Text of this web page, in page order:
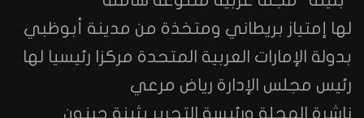
لها إمتياز بريطاني ومتخذة من مدينة أبوظبي
بدولة الإمارات العربية المتحدة مركزا رئيسيا لها
رئيس مجلس الإدارة رياض مرعي
ناشرة المجلة ورئيسة التحرير بثينة جبنون